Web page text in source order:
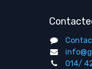
014/